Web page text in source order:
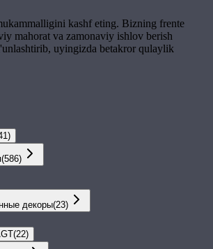
kashf eting. Bizning frente
mahorat va zamonaviy ishlov berish
uyingizda betakror qulaylik
)
(586)
декоры(23)
(22)